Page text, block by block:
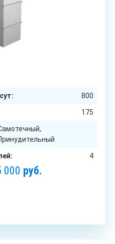
800
175
4
000 руб.